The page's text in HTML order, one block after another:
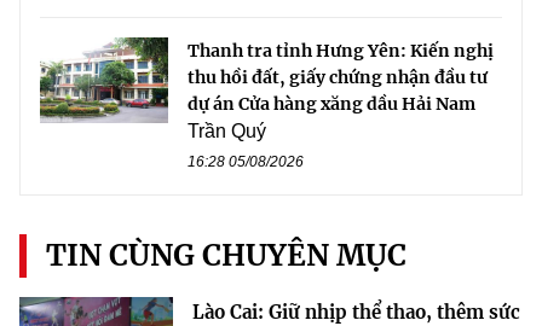
Thanh tra tỉnh Hưng Yên: Kiến nghị
thu hồi đất, giấy chứng nhận đầu tư
dự án Cửa hàng xăng dầu Hải Nam
Trần Quý
16:28 05/08/2026
TIN CÙNG CHUYÊN MỤC
Lào Cai: Giữ nhịp thể thao, thêm sức